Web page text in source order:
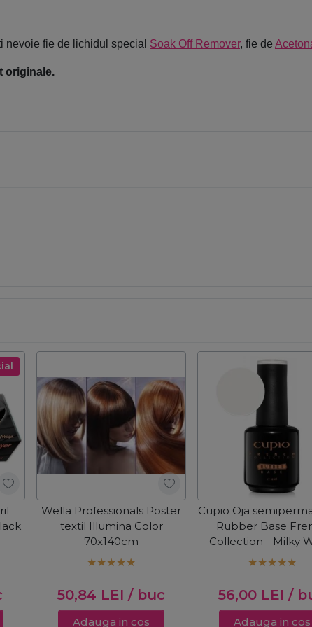
nevoie fie de lichidul special Soak Off Remover, fie de
originale.
Wella Professionals Poster
textil Illumina Color
70x140cm
50,84 LEI / buc
Adauga in cos
Cupio Oja
Rubber Base
Collection - Milky
15ml
56,00 LEI /
Adauga in cos